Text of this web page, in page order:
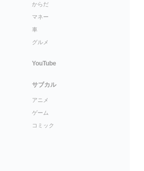
からだ
マネー
車
グルメ
YouTube
サブカル
アニメ
ゲーム
コミック